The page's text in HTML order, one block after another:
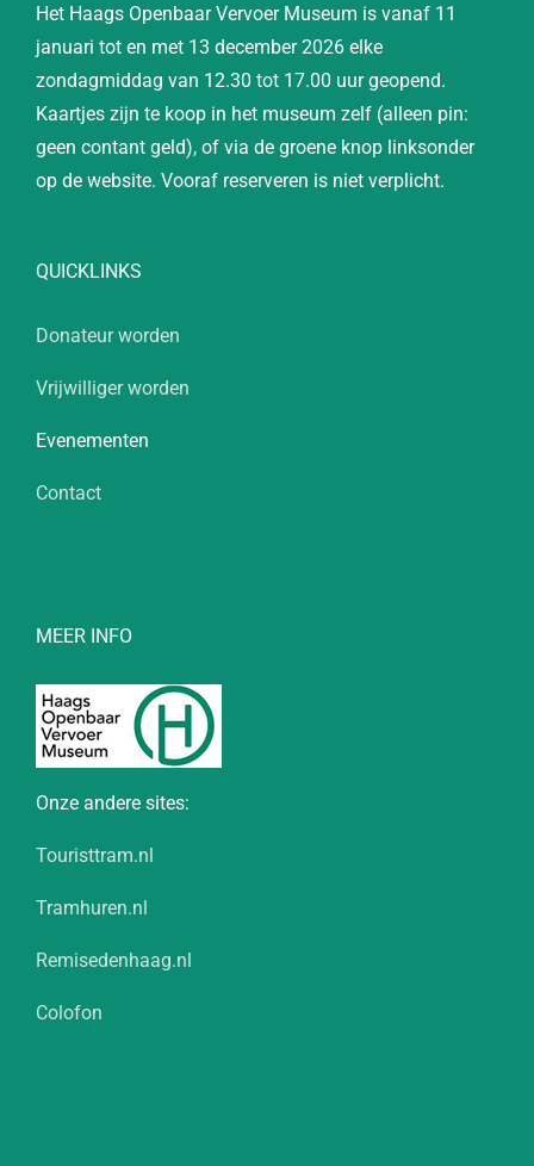
Het Haags Openbaar Vervoer Museum is vanaf 11
januari tot en met 13 december 2026 elke
zondagmiddag van 12.30 tot 17.00 uur geopend.
Kaartjes zijn te koop in het museum zelf (alleen pin:
geen contant geld), of via de groene knop linksonder
op de website. Vooraf reserveren is niet verplicht.
QUICKLINKS
Donateur worden
Vrijwilliger worden
Evenementen
Contact
MEER INFO
Onze andere sites:
Touristtram.nl
Tramhuren.nl
Remisedenhaag.nl
Colofon